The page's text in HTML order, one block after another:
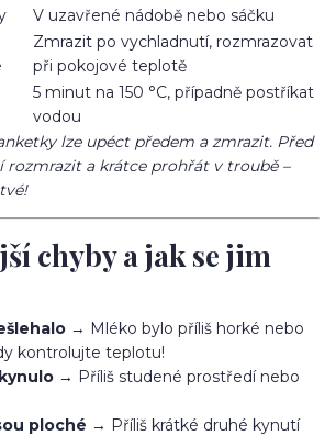
V uzavřené nádobě nebo sáčku
Zmrazit po vychladnutí, rozmrazovat
při pokojové teplotě
5 minut na 150 °C, případně postříkat
vodou
lze upéct předem a zmrazit. Před
rozmrazit a krátce prohřát v troubě –
chyby a jak se jim
→ Mléko bylo příliš horké nebo
kontrolujte teplotu!
→ Příliš studené prostředí nebo
ploché → Příliš krátké druhé kynutí